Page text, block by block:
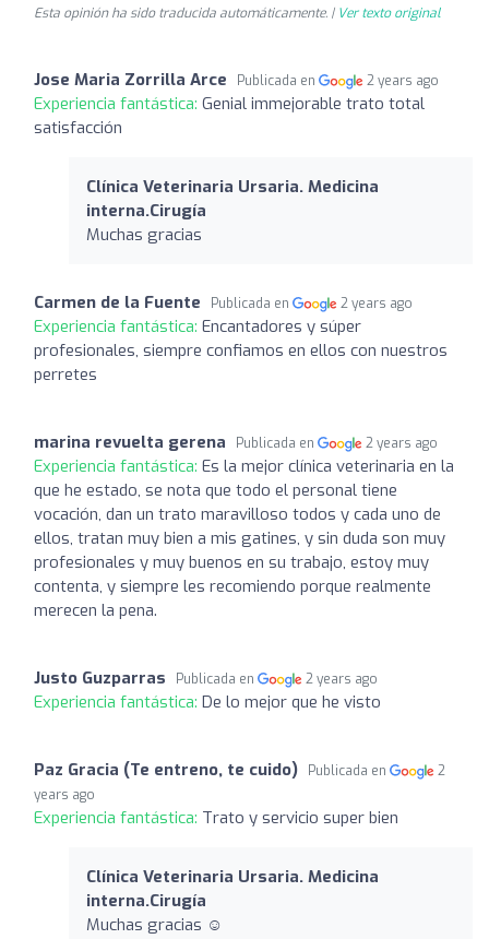
Esta opinión ha sido traducida automáticamente. | Ver texto original
Jose Maria Zorrilla Arce Publicada en 2 years ago
Experiencia fantástica: Genial immejorable trato total
satisfacción
Clínica Veterinaria Ursaria. Medicina
interna.Cirugía
Muchas gracias
Carmen de la Fuente Publicada en 2 years ago
Experiencia fantástica: Encantadores y súper
profesionales, siempre confiamos en ellos con nuestros
perretes
marina revuelta gerena Publicada en 2 years ago
Experiencia fantástica: Es la mejor clínica veterinaria en la
que he estado, se nota que todo el personal tiene
vocación, dan un trato maravilloso todos y cada uno de
ellos, tratan muy bien a mis gatines, y sin duda son muy
profesionales y muy buenos en su trabajo, estoy muy
contenta, y siempre les recomiendo porque realmente
merecen la pena.
Justo Guzparras Publicada en 2 years ago
Experiencia fantástica: De lo mejor que he visto
Paz Gracia (Te entreno, te cuido) Publicada en
2
years ago
Experiencia fantástica: Trato y servicio super bien
Clínica Veterinaria Ursaria. Medicina
interna.Cirugía
Muchas gracias ☺️